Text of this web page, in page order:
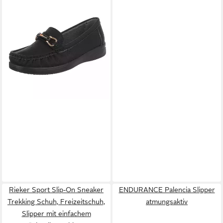
Schuh mit profilierter Sohle
für Damen Slipper
(91261524) ultraleichte und
komfortable Sohle
UVP47,99 €
Rieker Sport Slip-On Sneaker
Trekking Schuh, Freizeitschuh,
Slipper mit einfachem
ENDURANCE Palencia Slipper
atmungsaktiv